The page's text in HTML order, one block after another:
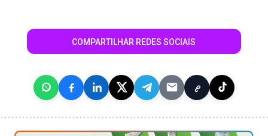
COMPARTILHAR REDES SOCIAIS